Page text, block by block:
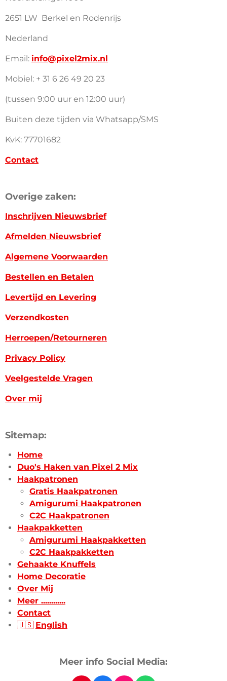
2651 LW Berkel en Rodenrijs
Nederland
Email: info@pixel2mix.nl
Mobiel: + 31 6 26 49 20 23
(tussen 9:00 uur en 12:00 uur)
Buiten deze tijden via Whatsapp/SMS
KvK: 77701682
Contact
Overige zaken:
Inschrijven Nieuwsbrief
Afmelden Nieuwsbrief
Algemene Voorwaarden
Bestellen en Betalen
Levertijd en Levering
Verzendkosten
Herroepen/Retourneren
Privacy Policy
Veelgestelde Vragen
Over mij
Sitemap:
Home
Duo's Haken van Pixel 2 Mix
Haakpatronen
Gratis Haakpatronen
Amigurumi Haakpatronen
C2C Haakpatronen
Haakpakketten
Amigurumi Haakpakketten
C2C Haakpakketten
Gehaakte Knuffels
Home Decoratie
Over Mij
Meer ............
Contact
🇺🇸 English
Meer info Social Media: